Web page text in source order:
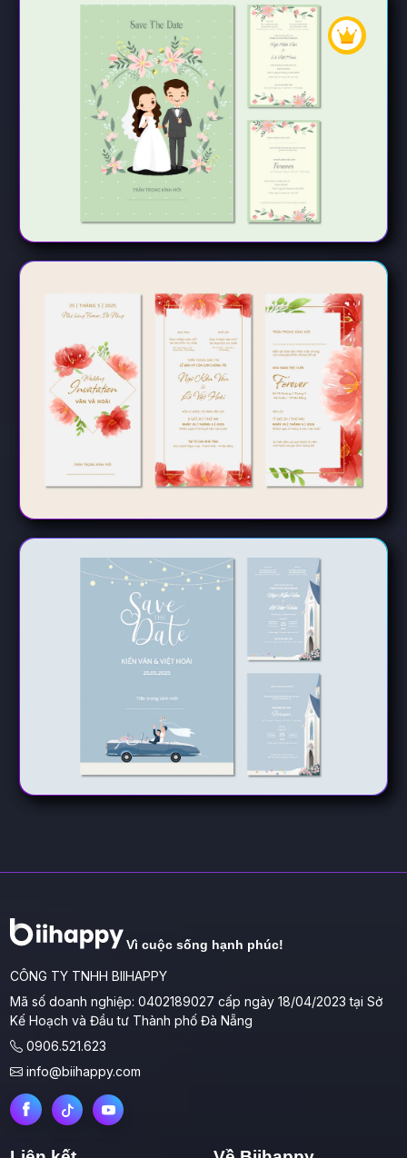
Vì cuộc sống hạnh phúc!
CÔNG TY TNHH BIIHAPPY
Mã số doanh nghiệp: 0402189027 cấp ngày 18/04/2023 tại Sở
Kế Hoạch và Đầu tư Thành phố Đà Nẵng
0906.521.623
info@biihappy.com